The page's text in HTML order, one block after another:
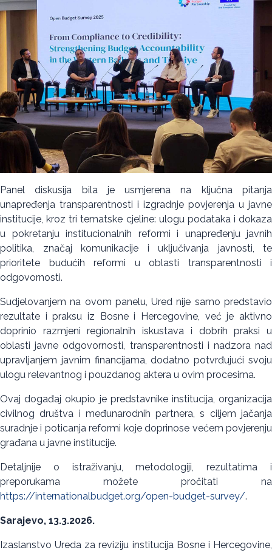
Panel diskusija bila je usmjerena na ključna pitanja
unapređenja transparentnosti i izgradnje povjerenja u javne
institucije, kroz tri tematske cjeline: ulogu podataka i dokaza
u pokretanju institucionalnih reformi i unapređenju javnih
politika, značaj komunikacije i uključivanja javnosti, te
prioritete budućih reformi u oblasti transparentnosti i
odgovornosti.
Sudjelovanjem na ovom panelu, Ured nije samo predstavio
rezultate i praksu iz Bosne i Hercegovine, već je aktivno
doprinio razmjeni regionalnih iskustava i dobrih praksi u
oblasti javne odgovornosti, transparentnosti i nadzora nad
upravljanjem javnim financijama, dodatno potvrđujući svoju
ulogu relevantnog i pouzdanog aktera u ovim procesima.
Ovaj događaj okupio je predstavnike institucija, organizacija
civilnog društva i međunarodnih partnera, s ciljem jačanja
suradnje i poticanja reformi koje doprinose većem povjerenju
građana u javne institucije.
Detaljnije o istraživanju, metodologiji, rezultatima i
preporukama možete pročitati na
https://internationalbudget.org/open-budget-survey/.
Sarajevo, 13.3.2026.
Izaslanstvo Ureda za reviziju institucija Bosne i Hercegovine,